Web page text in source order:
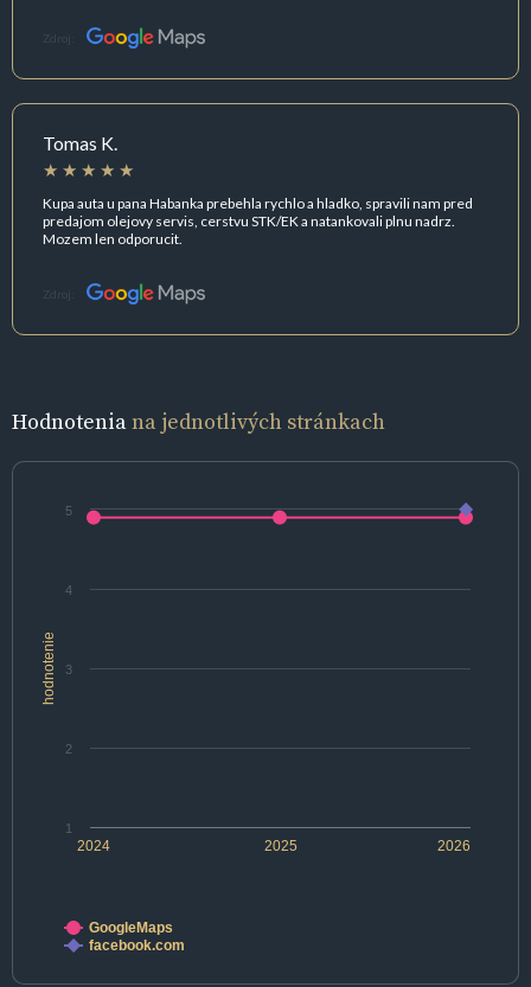
Zdroj:
Tomas K.
Kupa auta u pana Habanka prebehla rychlo a hladko, spravili nam pred
predajom olejovy servis, cerstvu STK/EK a natankovali plnu nadrz.
Mozem len odporucit.
Zdroj:
Hodnoteniana jednotlivých stránkach
hodnotenie
2024 2025 2026
1
2
3
4
5
GoogleMaps
facebook.com